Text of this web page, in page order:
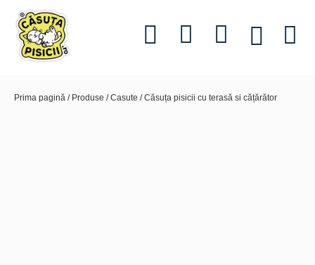
Prima pagină / Produse /Casute / Căsuța pisicii cu terasă si cățărător